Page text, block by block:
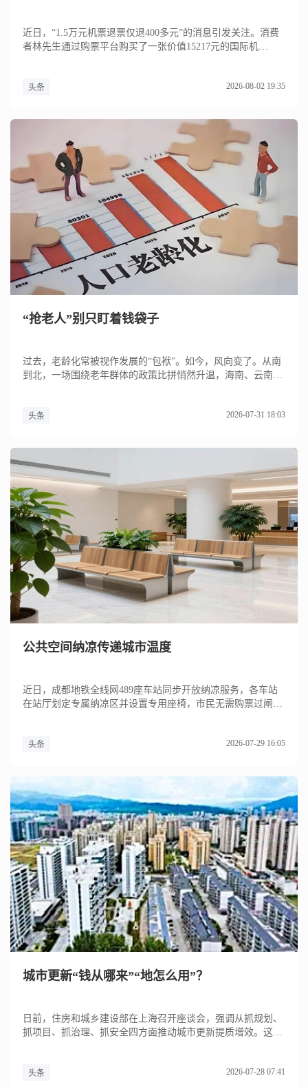
近日，“1.5万元机票退票仅退400多元”的消息引发关注。消费
者林先生通过购票平台购买了一张价值15217元的国际机
头条 2026-08-02 19:35
“抢老人”别只盯着钱袋子
过去，老龄化常被视作发展的“包袱”。如今，风向变了。从南
到北，一场围绕老年群体的政策比拼悄然升温，海南、云南、
头条 2026-07-31 18:03
公共空间纳凉传递城市温度
近日，成都地铁全线网489座车站同步开放纳凉服务，各车站
在站厅划定专属纳凉区并设置专用座椅，市民无需购票过闸便
头条 2026-07-29 16:05
城市更新“钱从哪来”“地怎么用”？
日前，住房和城乡建设部在上海召开座谈会，强调从抓规划、
抓项目、抓治理、抓安全四方面推动城市更新提质增效。这场
头条 2026-07-28 07:41